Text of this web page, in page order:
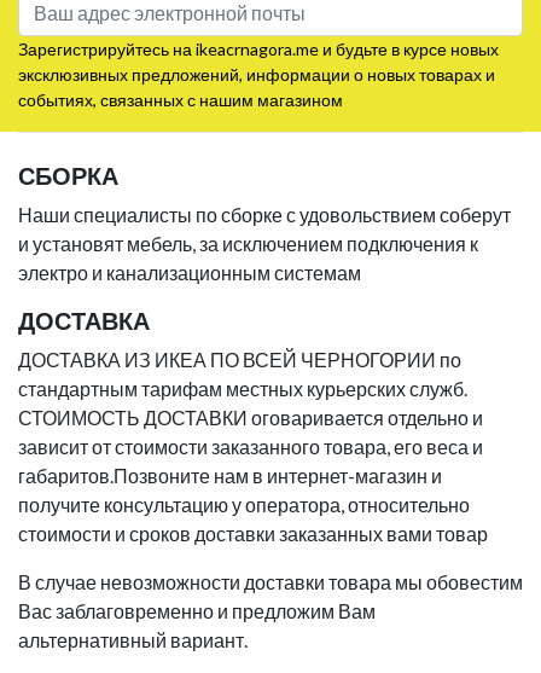
Зарегистрируйтесь на ikeacrnagora.me и будьте в курсе новых
эксклюзивных предложений, информации о новых товарах и
событиях, связанных с нашим магазином
СБОРКА
Наши специалисты по сборке с удовольствием соберут
и установят мебель, за исключением подключения к
электро и канализационным системам
ДОСТАВКА
ДОСТАВКА ИЗ ИКЕА ПО ВСЕЙ ЧЕРНОГОРИИ по
стандартным тарифам местных курьерских служб.
СТОИМОСТЬ ДОСТАВКИ оговаривается отдельно и
зависит от стоимости заказанного товара, его веса и
габаритов.Позвоните нам в интернет-магазин и
получите консультацию у оператора, относительно
стоимости и сроков доставки заказанных вами товар
В случае невозможности доставки товара мы обовестим
Вас заблаговременно и предложим Вам
альтернативный вариант.